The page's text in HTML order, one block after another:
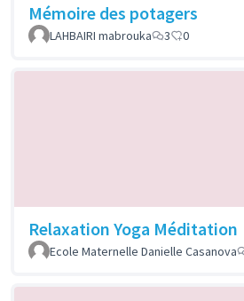
Mémoire des potagers
LAHBAIRI mabrouka
3 0
Relaxation Yoga Méditation
Ecole Maternelle Danielle Casanova